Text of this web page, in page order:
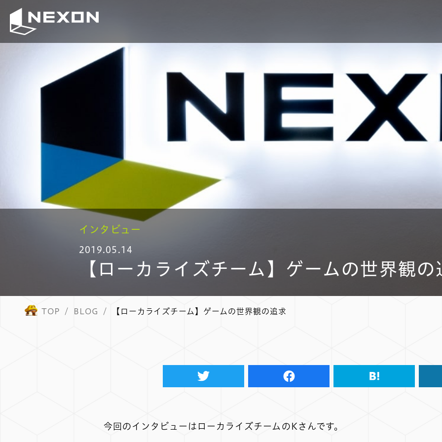
インタビュー
2019.05.14
【ローカライズチーム】ゲームの世界観の
TOP BLOG 【ローカライズチーム】ゲームの世界観の追求
今回のインタビューはローカライズチームのKさんです。